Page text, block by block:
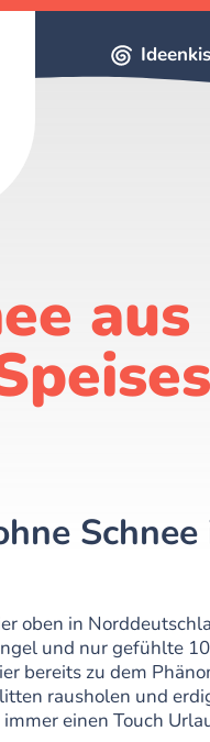
oben in
und nur gefühlte
bereits zu dem
rausholen und
einen Touch